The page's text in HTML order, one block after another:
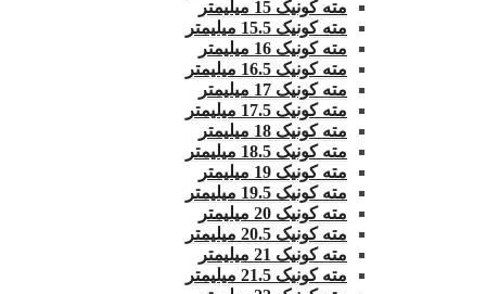
مته کونیک 15 میلیمتر
مته کونیک 15.5 میلیمتر
مته کونیک 16 میلیمتر
مته کونیک 16.5 میلیمتر
مته کونیک 17 میلیمتر
مته کونیک 17.5 میلیمتر
مته کونیک 18 میلیمتر
مته کونیک 18.5 میلیمتر
مته کونیک 19 میلیمتر
مته کونیک 19.5 میلیمتر
مته کونیک 20 میلیمتر
مته کونیک 20.5 میلیمتر
مته کونیک 21 میلیمتر
مته کونیک 21.5 میلیمتر